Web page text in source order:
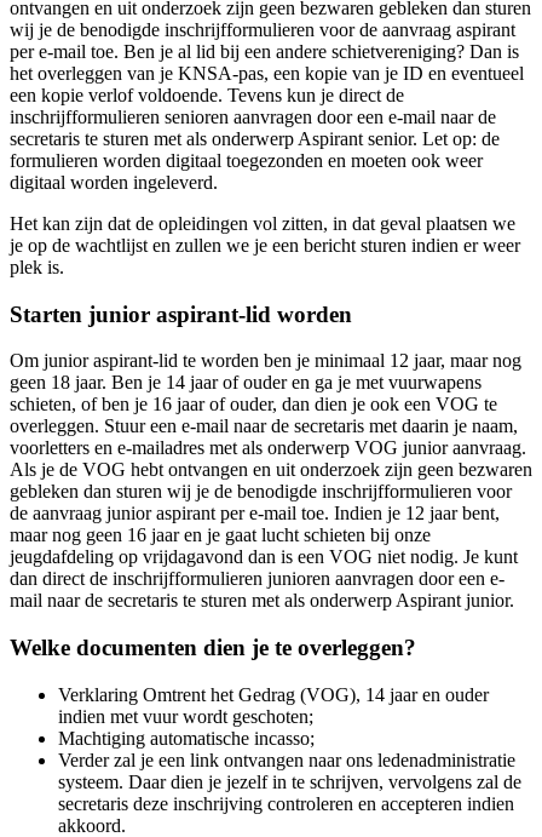
ontvangen en uit onderzoek zijn geen bezwaren gebleken dan sturen
wij je de benodigde inschrijfformulieren voor de aanvraag aspirant
per e-mail toe. Ben je al lid bij een andere schietvereniging? Dan is
het overleggen van je KNSA-pas, een kopie van je ID en eventueel
een kopie verlof voldoende. Tevens kun je direct de
inschrijfformulieren senioren aanvragen door een e-mail naar de
secretaris te sturen met als onderwerp Aspirant senior. Let op: de
formulieren worden digitaal toegezonden en moeten ook weer
digitaal worden ingeleverd.
Het kan zijn dat de opleidingen vol zitten, in dat geval plaatsen we
je op de wachtlijst en zullen we je een bericht sturen indien er weer
plek is.
Starten junior aspirant-lid worden
Om junior aspirant-lid te worden ben je minimaal 12 jaar, maar nog
geen 18 jaar. Ben je 14 jaar of ouder en ga je met vuurwapens
schieten, of ben je 16 jaar of ouder, dan dien je ook een VOG te
overleggen. Stuur een e-mail naar de secretaris met daarin je naam,
voorletters en e-mailadres met als onderwerp VOG junior aanvraag.
Als je de VOG hebt ontvangen en uit onderzoek zijn geen bezwaren
gebleken dan sturen wij je de benodigde inschrijfformulieren voor
de aanvraag junior aspirant per e-mail toe. Indien je 12 jaar bent,
maar nog geen 16 jaar en je gaat lucht schieten bij onze
jeugdafdeling op vrijdagavond dan is een VOG niet nodig. Je kunt
dan direct de inschrijfformulieren junioren aanvragen door een e-
mail naar de secretaris te sturen met als onderwerp Aspirant junior.
Welke documenten dien je te overleggen?
Verklaring Omtrent het Gedrag (VOG), 14 jaar en ouder
indien met vuur wordt geschoten;
Machtiging automatische incasso;
Verder zal je een link ontvangen naar ons ledenadministratie
systeem. Daar dien je jezelf in te schrijven, vervolgens zal de
secretaris deze inschrijving controleren en accepteren indien
akkoord.